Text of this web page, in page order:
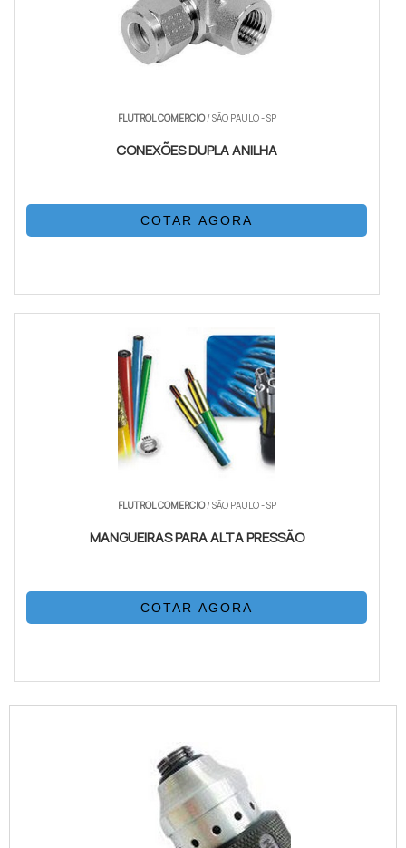
FLUTROL COMERCIO/ SÃO PAULO - SP
CONEXÕES DUPLA ANILHA
COTAR AGORA
FLUTROL COMERCIO/ SÃO PAULO - SP
MANGUEIRAS PARA ALTA PRESSÃO
COTAR AGORA